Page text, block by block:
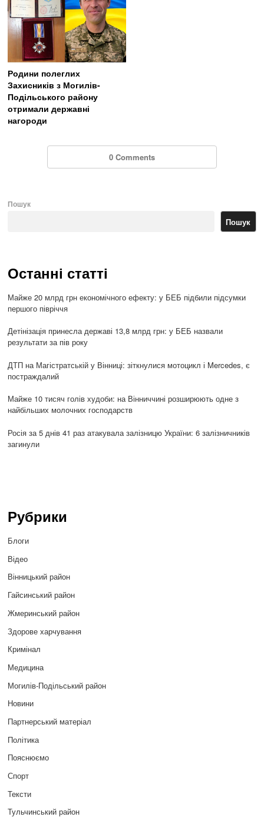
Родини полеглих
Захисників з Могилів-
Подільського району
отримали державні
нагороди
0 Comments
Пошук
Пошук
Останні статті
Майже 20 млрд грн економічного ефекту: у БЕБ підбили підсумки
першого півріччя
Детінізація принесла державі 13,8 млрд грн: у БЕБ назвали
результати за пів року
ДТП на Магістратській у Вінниці: зіткнулися мотоцикл і Mercedes, є
постраждалий
Майже 10 тисяч голів худоби: на Вінниччині розширюють одне з
найбільших молочних господарств
Росія за 5 днів 41 раз атакувала залізницю України: 6 залізничників
загинули
Рубрики
Блоги
Відео
Вінницький район
Гайсинський район
Жмеринський район
Здорове харчування
Кримінал
Медицина
Могилів-Подільський район
Новини
Партнерський матеріал
Політика
Пояснюємо
Спорт
Тексти
Тульчинський район